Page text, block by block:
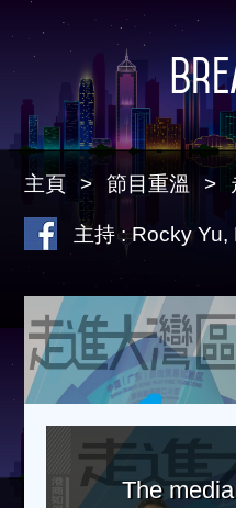
主頁 節目重溫
主持 : Rocky Yu,
The